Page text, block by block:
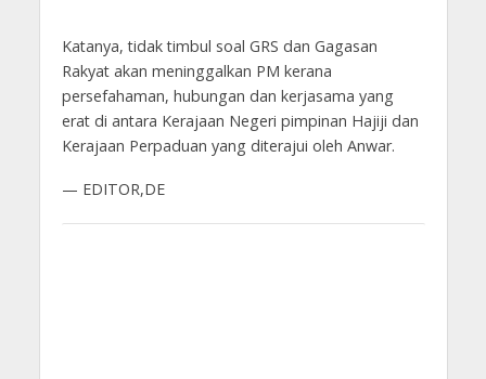
Katanya, tidak timbul soal GRS dan Gagasan
Rakyat akan meninggalkan PM kerana
persefahaman, hubungan dan kerjasama yang
erat di antara Kerajaan Negeri pimpinan Hajiji dan
Kerajaan Perpaduan yang diterajui oleh Anwar.­
— EDITOR,DE